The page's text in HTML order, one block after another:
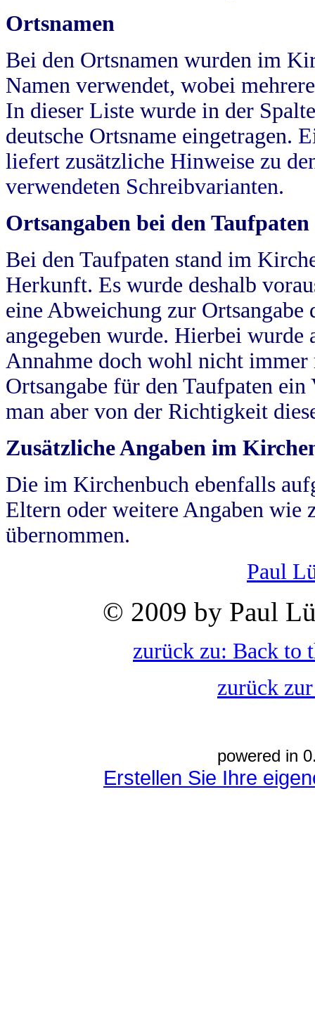
Ortsnamen
Bei den Ortsnamen wurden im
Namen verwendet, wobei
In dieser Liste wurde in der
deutsche Ortsname eingetragen.
liefert zusätzliche Hinweise zu
verwendeten Schreibvarianten.
Ortsangaben bei den Taufpaten
Bei den Taufpaten stand im
Herkunft. Es wurde deshalb
eine Abweichung zur
angegeben wurde. Hierbei wurde
Annahme doch wohl nicht
Ortsangabe für den Taufpaten
man aber von der Richtigkeit
Zusätzliche Angaben im
Die im Kirchenbuch ebenfalls
Eltern oder weitere Angaben wie
übernommen.
Paul
© 2009 by Paul
zurück zu: Back to
zurück
powered in
Erstellen Sie Ihre